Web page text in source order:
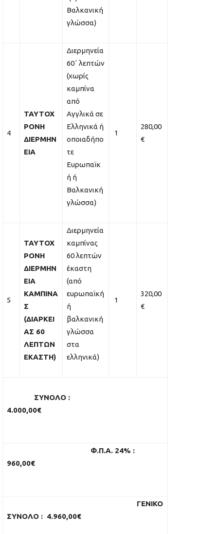
Βαλκανική
γλώσσα)
4
ΤΑΥΤΟΧ
ΡΟΝΗ
ΔΙΕΡΜΗΝ
ΕΙΑ
Διερμηνεία
60΄ λεπτών
(χωρίς
καμπίνα
από
Αγγλικά σε
Ελληνικά ή
οποιαδήπο
τε
Ευρωπαϊκ
ή ή
Βαλκανική
γλώσσα)
1
280,00
€
5
ΤΑΥΤΟΧ
ΡΟΝΗ
ΔΙΕΡΜΗΝ
ΕΙΑ
ΚΑΜΠΙΝΑ
Σ
(ΔΙΑΡΚΕΙ
ΑΣ 60
ΛΕΠΤΩΝ
ΕΚΑΣΤΗ)
Διερμηνεία
καμπίνας
60 λεπτών
έκαστη
(από
ευρωπαϊκή
ή
βαλκανική
γλώσσα
στα
ελληνικά)
1
320,00
€
ΣΥΝΟΛΟ :
4.000,00€
Φ.Π.Α. 24% :
960,00€
ΓΕΝΙΚΟ
ΣΥΝΟΛΟ : 4.960,00€